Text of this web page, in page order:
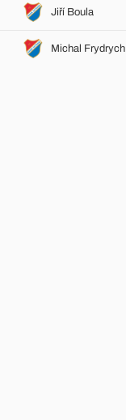
Jiří Boula
Michal Frydrych